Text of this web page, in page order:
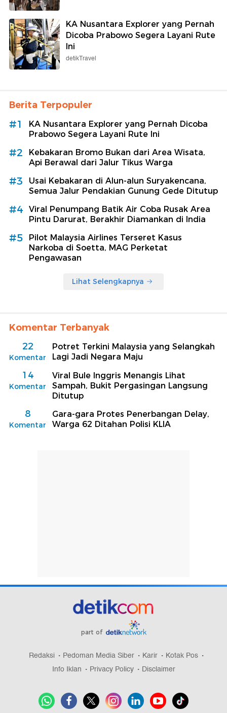
KA Nusantara Explorer yang Pernah
Dicoba Prabowo Segera Layani Rute
Ini
detikTravel
Berita Terpopuler
#1
KA Nusantara Explorer yang Pernah Dicoba
Prabowo Segera Layani Rute Ini
#2
Kebakaran Bromo Bukan dari Area Wisata,
Api Berawal dari Jalur Tikus Warga
#3
Usai Kebakaran di Alun-alun Suryakencana,
Semua Jalur Pendakian Gunung Gede Ditutup
#4
Viral Penumpang Batik Air Coba Rusak Area
Pintu Darurat, Berakhir Diamankan di India
#5
Pilot Malaysia Airlines Terseret Kasus
Narkoba di Soetta, MAG Perketat
Pengawasan
Lihat Selengkapnya
Komentar Terbanyak
22
Komentar
Potret Terkini Malaysia yang Selangkah
Lagi Jadi Negara Maju
14
Komentar
Viral Bule Inggris Menangis Lihat
Sampah, Bukit Pergasingan Langsung
Ditutup
8
Komentar
Gara-gara Protes Penerbangan Delay,
Warga 62 Ditahan Polisi KLIA
part of
Redaksi Pedoman Media Siber Karir
Kotak Pos
Info Iklan
Privacy Policy Disclaimer